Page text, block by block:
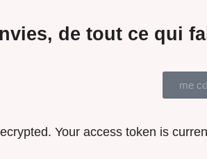
de tout ce qui
me
Your access token is